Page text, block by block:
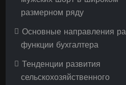
размерном ряду
Основные направления
функции бухгалтера
Тенденции развития
сельскохозяйственного